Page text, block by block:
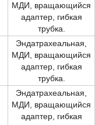
МДИ, вращающийся
адаптер, гибкая
трубка.
Эндатрахеальная,
МДИ, вращающийся
адаптер, гибкая
трубка.
Эндатрахеальная,
МДИ, вращающийся
адаптер, гибкая